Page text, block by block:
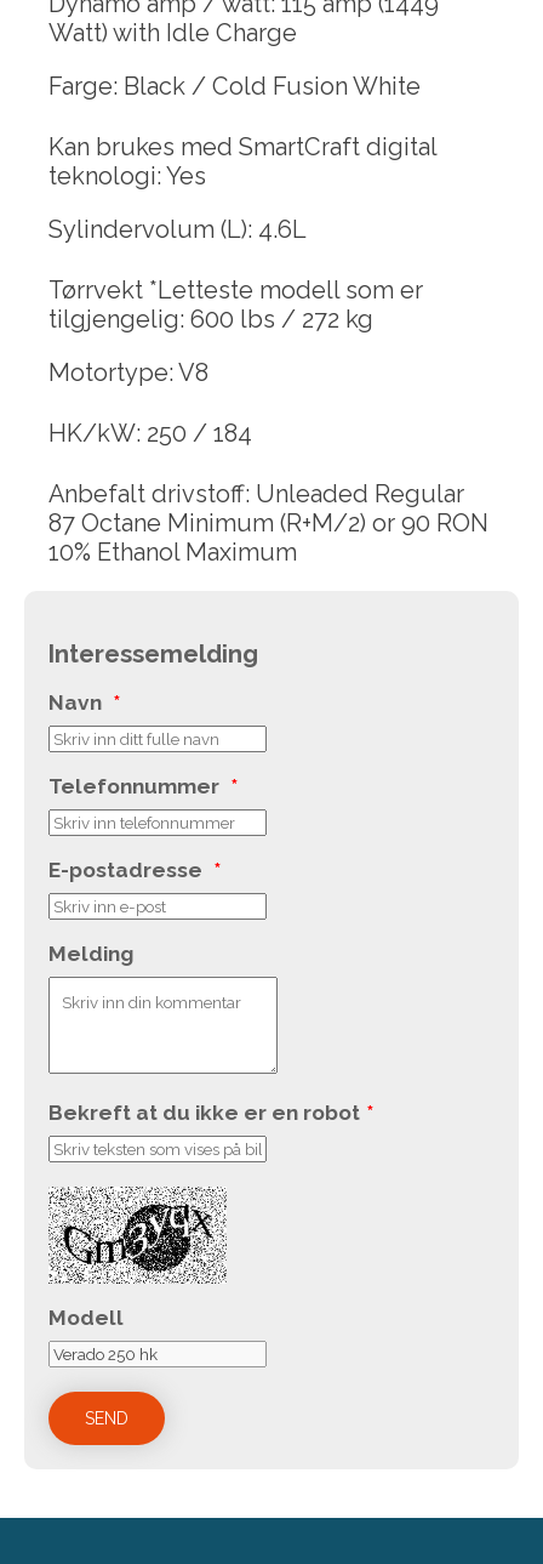
Watt) with Idle Charge
Farge: Black / Cold Fusion White
Kan brukes med SmartCraft digital
teknologi: Yes
Sylindervolum (L): 4.6L
Tørrvekt *Letteste modell som er
tilgjengelig: 600 lbs / 272 kg
Motortype: V8
HK/kW: 250 / 184
Anbefalt drivstoff: Unleaded Regular
87 Octane Minimum (R+M/2) or 90 RON
10% Ethanol Maximum
Interessemelding
Navn *
Telefonnummer *
E-postadresse *
Melding
Bekreft at du ikke er en robot *
Modell